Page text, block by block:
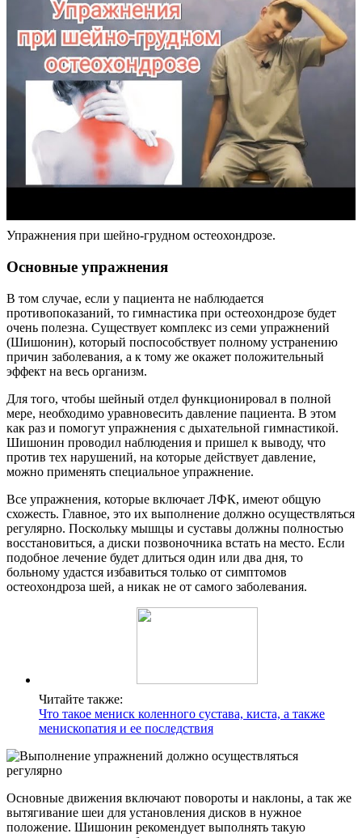
Упражнения при шейно-грудном остеохондрозе.
Основные упражнения
В том случае, если у пациента не наблюдается
противопоказаний, то гимнастика при остеохондрозе будет
очень полезна. Существует комплекс из семи упражнений
(Шишонин), который поспособствует полному устранению
причин заболевания, а к тому же окажет положительный
эффект на весь организм.
Для того, чтобы шейный отдел функционировал в полной
мере, необходимо уравновесить давление пациента. В этом
как раз и помогут упражнения с дыхательной гимнастикой.
Шишонин проводил наблюдения и пришел к выводу, что
против тех нарушений, на которые действует давление,
можно применять специальное упражнение.
Все упражнения, которые включает ЛФК, имеют общую
схожесть. Главное, это их выполнение должно осуществляться
регулярно. Поскольку мышцы и суставы должны полностью
восстановиться, а диски позвоночника встать на место. Если
подобное лечение будет длиться один или два дня, то
больному удастся избавиться только от симптомов
остеохондроза шей, а никак не от самого заболевания.
Читайте также:
Что такое мениск коленного сустава, киста, а также
менископатия и ее последствия
Основные движения включают повороты и наклоны, а так же
вытягивание шеи для установления дисков в нужное
положение. Шишонин рекомендует выполнять такую